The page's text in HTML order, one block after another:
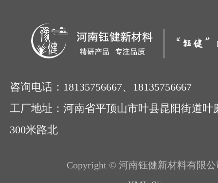
咨询电话：18135756667、18135756667
工厂地址：河南省平顶山市叶县昆阳街道叶
300米路北
Copyright © 河南钰健新材料有限公